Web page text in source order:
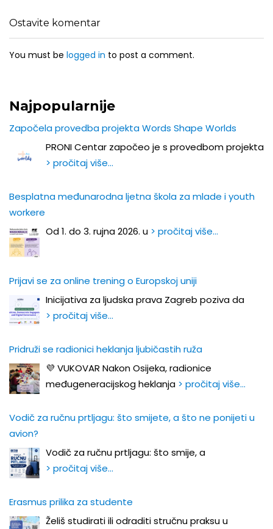
Ostavite komentar
You must be logged in to post a comment.
Najpopularnije
Započela provedba projekta Words Shape Worlds
PRONI Centar započeo je s provedbom projekta
> pročitaj više…
Besplatna međunarodna ljetna škola za mlade i youth
workere
Od 1. do 3. rujna 2026. u > pročitaj više…
Prijavi se za online trening o Europskoj uniji
Inicijativa za ljudska prava Zagreb poziva da
> pročitaj više…
Pridruži se radionici heklanja ljubičastih ruža
💜 VUKOVAR Nakon Osijeka, radionice
međugeneracijskog heklanja > pročitaj više…
Vodič za ručnu prtljagu: što smijete, a što ne ponijeti u
avion?
Vodič za ručnu prtljagu: što smije, a
> pročitaj više…
Erasmus prilika za studente
Želiš studirati ili odraditi stručnu praksu u